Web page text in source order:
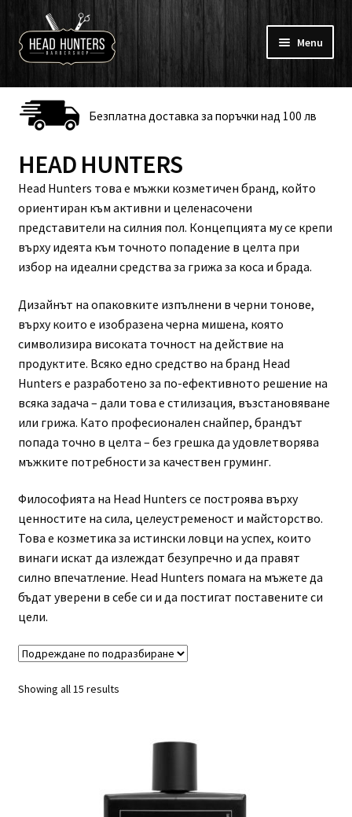
to
navigation
to
content
Menu
Към барбершоп
Koca
Брада и мустаци
Бръснене и тяло
Брандове
Професионално оборудване
Специални предложения
Безплатна доставка за поръчки над 100 лв
HEAD HUNTERS
Head Hunters това е мъжки козметичен бранд, който
ориентиран към активни и целенасочени
представители на силния пол. Концепцията му се крепи
върху идеята към точното попадение в целта при
избор на идеални средства за грижа за коса и брада.
Дизайнът на опаковките изпълнени в черни тонове,
върху които е изобразена черна мишена, която
символизира високата точност на действие на
продуктите. Всяко едно средство на бранд Head
Hunters е разработено за по-ефективното решение на
всяка задача – дали това е стилизация, възстановяване
или грижа. Като професионален снайпер, брандът
попада точно в целта – без грешка да удовлетворява
мъжките потребности за качествен груминг.
Философията на Head Hunters се построява върху
ценностите на сила, целеустременост и майсторство.
Това е козметика за истински ловци на успех, които
винаги искат да излеждат безупречно и да правят
силно впечатление. Head Hunters помага на мъжете да
бъдат уверени в себе си и да постигат поставените си
цели.
Showing all 15 results